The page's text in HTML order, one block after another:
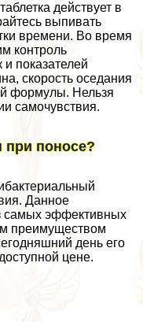
действует в
выпивать
времени. Во время
контроль
показателей
скорость оседания
формулы. Нельзя
самочувствия.
при поносе?
Данное
самых эффективных
преимуществом
день его
цене.